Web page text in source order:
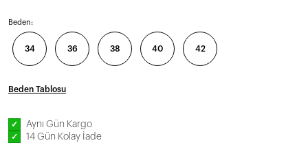
Beden:
34 36 38 40 42
Beden Tablosu
✓ Aynı Gün Kargo
✓ 14 Gün Kolay İade